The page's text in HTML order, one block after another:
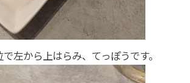
左から上はらみ、てっぽうです。